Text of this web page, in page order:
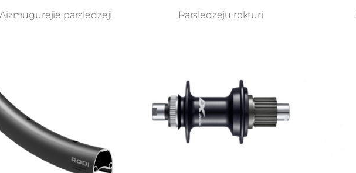
Aizmugurējie pārslēdzēji Pārslēdzēju rokturi